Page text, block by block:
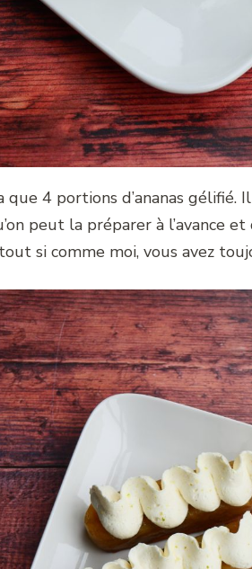
4 portions d’ananas gélifié.
peut la préparer à l’avance
si comme moi, vous avez